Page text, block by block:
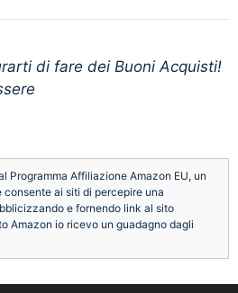
di fare dei Buoni Acquisti!
Programma Affiliazione Amazon EU, un
ai siti di percepire una
e fornendo link al sito
Amazon io ricevo un guadagno dagli